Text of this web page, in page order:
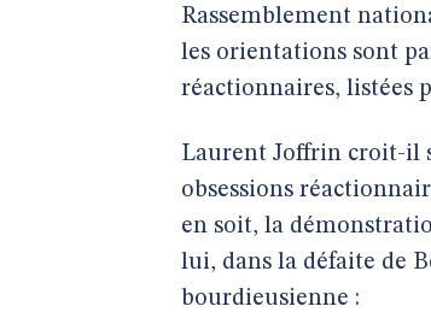
Rassemblement
les orientations sont
réactionnaires, listées
Laurent Joffrin croit-il
obsessions
en soit, la
lui, dans la défaite de
bourdieusienne :